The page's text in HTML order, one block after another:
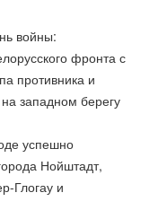
войны:
фронта с
противника и
западном берегу
успешно
Нойштадт,
Глогау и